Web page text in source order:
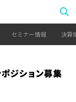
セミナー情報 決算